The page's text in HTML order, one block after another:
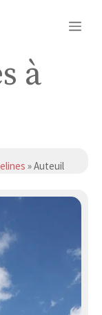
à
» Auteuil